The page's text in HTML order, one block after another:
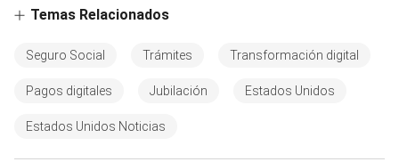
Temas Relacionados
Seguro Social Trámites Transformación digital
Pagos digitales Jubilación Estados Unidos
Estados Unidos Noticias